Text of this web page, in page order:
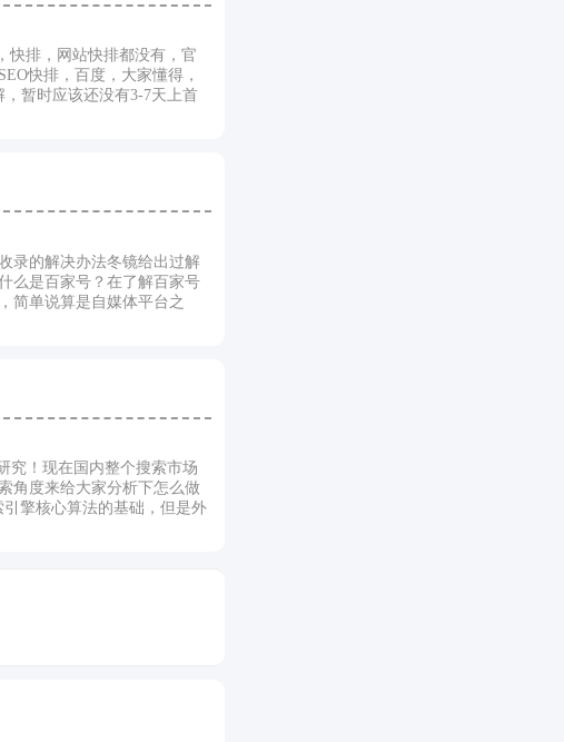
快排，网站快排都没有，官
快排，百度，大家懂得，
暂时应该还没有3-7天上首
录的解决办法冬镜给出过解
么是百家号？在了解百家号
简单说算是自媒体平台之
究！现在国内整个搜索市场
角度来给大家分析下怎么做
擎核心算法的基础，但是外